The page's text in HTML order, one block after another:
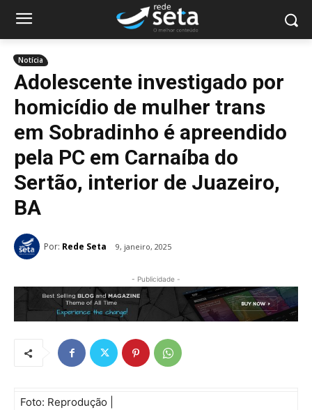
Notícia
Adolescente investigado por
homicídio de mulher trans
em Sobradinho é apreendido
pela PC em Carnaíba do
Sertão, interior de Juazeiro,
BA
Por: Rede Seta 9, janeiro, 2025
- Publicidade -
Foto: Reprodução |